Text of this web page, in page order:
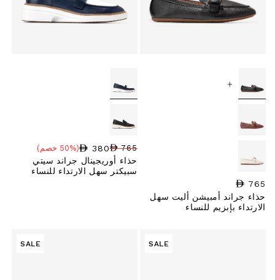
+
السعر العادي
765
حذاء جراند أمبيشن أليت سهل
الارتداء بإبزيم للنساء
السعر العادي
765
سعر البيع
380
نسبة الخصم
(50% خصم)
حذاء أوريجينال جراند سيتي
سبيكتر سهل الارتداء للنساء
SALE
SALE